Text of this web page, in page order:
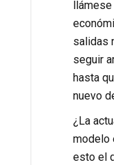
salidas
seguir
hasta
nuevo
¿La
modelo
esto el